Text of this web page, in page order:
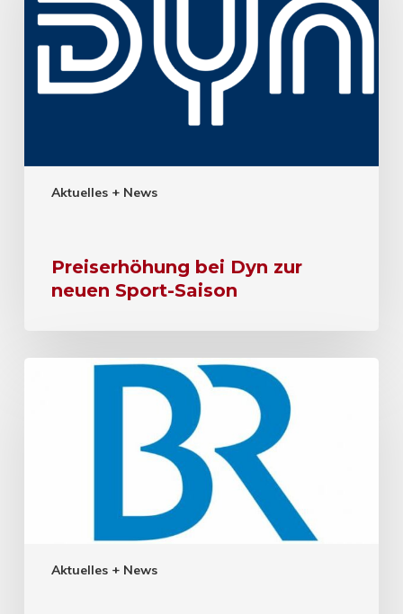
Aktuelles + News
Preiserhöhung bei Dyn zur
neuen Sport-Saison
Aktuelles + News